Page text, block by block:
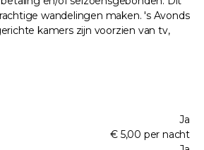
wandelingen maken. 's Avonds
kamers zijn voorzien van tv,
Ja
€ 5,00 per nacht